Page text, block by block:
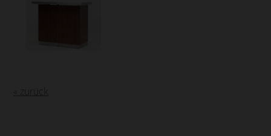
« zurück